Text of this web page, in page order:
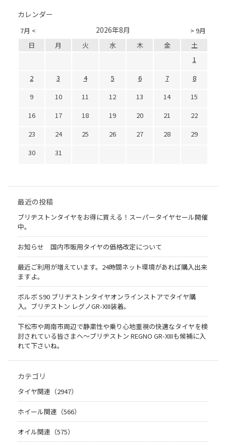
カレンダー
7月 < > 9月
2026年8月
日 月 火 水 木 金
土
1
2
3 4 5 6 7
8
9
10 11 12 13 14
15
16
17 18 19 20 21
22
23
24 25 26 27 28
29
30
31
最近の投稿
ブリヂストンタイヤをお得に買える！スーパータイヤセール開催
中。
お知らせ 国内市販用タイヤの価格改定について
最近ご利用が増えています。24時間ネット環境があれば購入出来
ますよ。
ボルボ S90 ブリヂストンタイヤオンラインストアでタイヤ購
入。ブリヂストン レグノGR-XIII装着。
下松市や周南市周辺で静粛性や乗り心地重視の快適なタイヤを検
討されている皆さまへ〜ブリヂストン REGNO GR-XIIIも候補に入
れて下さいね。
カテゴリ
タイヤ関連（2947）
ホイール関連（566）
オイル関連（575）